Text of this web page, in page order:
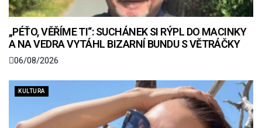
„PÉŤO, VĚŘÍME TI“: SUCHÁNEK SI RÝPL DO MACINKY
A NA VEDRA VYTÁHL BIZARNÍ BUNDU S VĚTRÁČKY
06/08/2026
KULTURA